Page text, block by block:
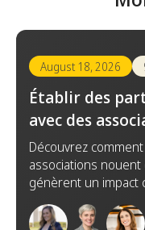
August 18, 2026
Établir des
avec des
durable
Découvrez
associations
génèrent un impact
à la confiance, la
communs.